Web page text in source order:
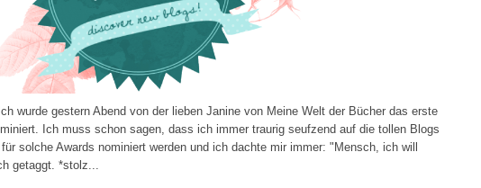
wurde gestern Abend von der lieben Janine von Meine Welt der Bücher das erste
Ich muss schon sagen, dass ich immer traurig seufzend auf die tollen Blogs
solche Awards nominiert werden und ich dachte mir immer: "Mensch, ich will
getaggt. *stolz...